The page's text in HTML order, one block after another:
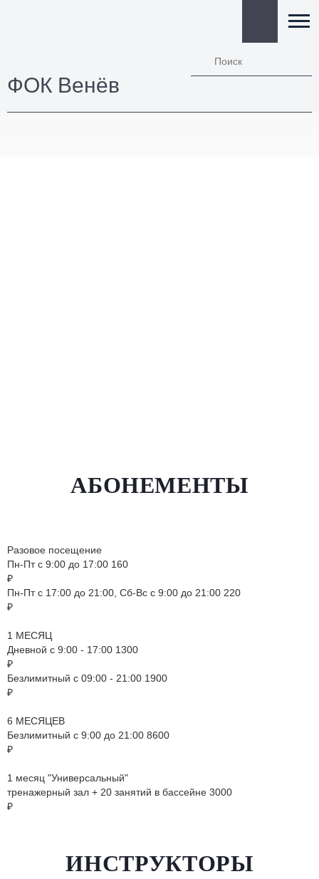
ФОК Венёв
АБОНЕМЕНТЫ
Разовое посещение
Пн-Пт с 9:00 до 17:00 160
₽
Пн-Пт с 17:00 до 21:00, Сб-Вс с 9:00 до 21:00 220
₽
1 МЕСЯЦ
Дневной с 9:00 - 17:00 1300
₽
Безлимитный с 09:00 - 21:00 1900
₽
6 МЕСЯЦЕВ
Безлимитный с 9:00 до 21:00 8600
₽
1 месяц "Универсальный"
тренажерный зал + 20 занятий в бассейне 3000
₽
ИНСТРУКТОРЫ